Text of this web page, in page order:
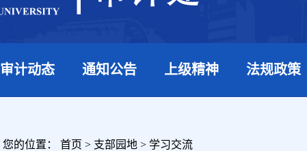
审计动态 通知公告 上级精神 法规政策
您的位置： 首页 > 支部园地 > 学习交流